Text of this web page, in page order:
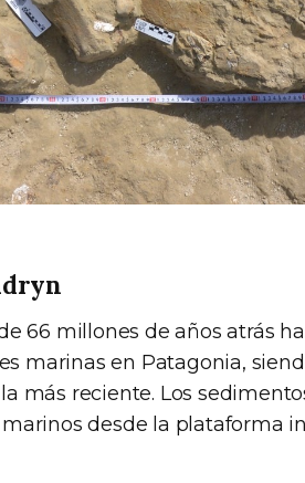
66 millones de años atrás
marinas en Patagonia,
más reciente. Los
desde la plataforma